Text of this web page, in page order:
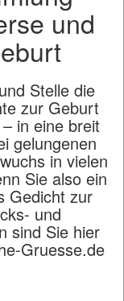
und
Stelle die
zur Geburt
in eine breit
gelungenen
in vielen
Sie also ein
Gedicht zur
und
sind Sie hier
Gruesse.de